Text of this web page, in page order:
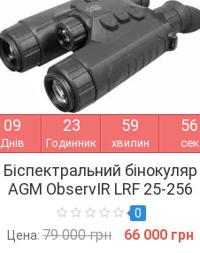
09
Днів
23
Годинник
59
хвилин
55
сек
Біспектральний бінокуляр
AGM ObservIR LRF 25-256
0
Цена:79 000 грн 66 000 грн